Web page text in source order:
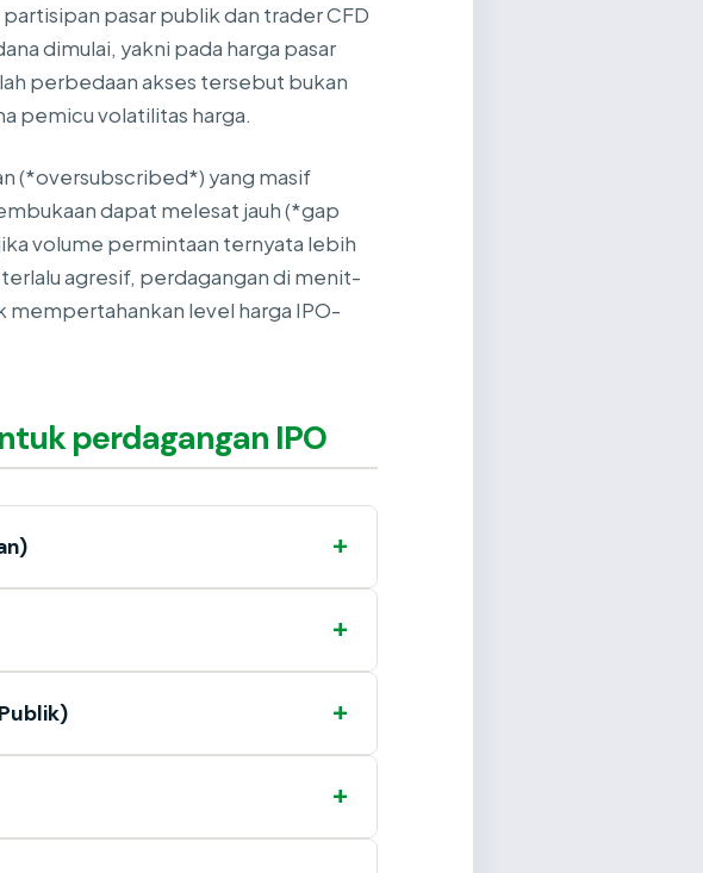
pasar publik dan trader CFD
dimulai, yakni pada harga pasar
perbedaan akses tersebut bukan
pemicu volatilitas harga.
(*oversubscribed*) yang masif
dapat melesat jauh (*gap
volume permintaan ternyata lebih
agresif, perdagangan di menit-
level harga IPO-
perdagangan IPO
+
+
+
+